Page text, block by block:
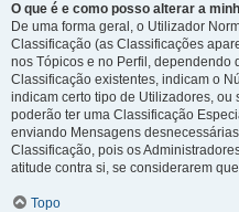
O que é e como posso alterar a
De uma forma geral, o Utilizador
Classificação (as Classificações
nos Tópicos e no Perfil, dependendo
Classificação existentes, indicam o
indicam certo tipo de Utilizadores,
poderão ter uma Classificação
enviando Mensagens
Classificação, pois os
atitude contra si, se considerarem
Topo